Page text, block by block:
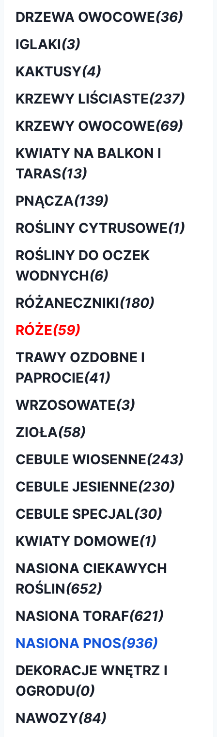
DRZEWA OWOCOWE(36)
IGLAKI(3)
KAKTUSY(4)
KRZEWY LIŚCIASTE(237)
KRZEWY OWOCOWE(69)
KWIATY NA BALKON I
TARAS(13)
PNĄCZA(139)
ROŚLINY CYTRUSOWE(1)
ROŚLINY DO OCZEK
WODNYCH(6)
RÓŻANECZNIKI(180)
RÓŻE(59)
TRAWY OZDOBNE I
PAPROCIE(41)
WRZOSOWATE(3)
ZIOŁA(58)
CEBULE WIOSENNE(243)
CEBULE JESIENNE(230)
CEBULE SPECJAL(30)
KWIATY DOMOWE(1)
NASIONA CIEKAWYCH
ROŚLIN(652)
NASIONA TORAF(621)
NASIONA PNOS(936)
DEKORACJE WNĘTRZ I
OGRODU(0)
NAWOZY(84)